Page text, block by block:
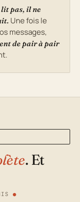
pas, il ne
Une fois le
messages,
de pair à pair
. Et